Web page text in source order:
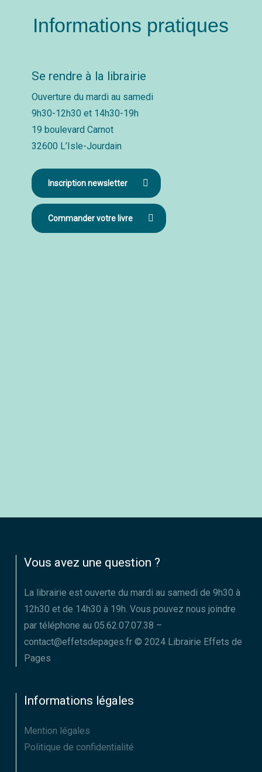
Informations pratiques
Se rendre à la librairie
Ouverture du mardi au samedi
9h30-12h30 et 14h30-19h
19 boulevard Carnot
32600 L’Isle-Jourdain
Inscription newsletter
Commander votre livre
Vous avez une question ?
La librairie est ouverte du mardi au samedi de 9h30 à
12h30 et de 14h30 à 19h. Vous pouvez nous joindre
par téléphone au 05.62.07.07.38 –
contact@effetsdepages.fr © 2024 Librairie Effets de
Pages
Informations légales
Mention légales
Politique de confidentialité